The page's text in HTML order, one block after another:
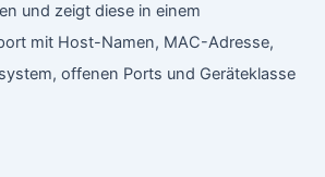
und zeigt diese in einem
mit Host-Namen, MAC-Adresse,
offenen Ports und Geräteklasse